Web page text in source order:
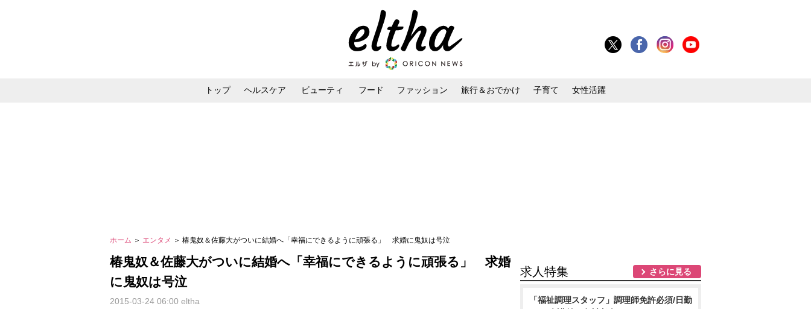
トップ ヘルスケア ビューティ フード ファッション 旅行＆おでかけ 子育て 女性活躍
ホーム ＞ エンタメ ＞ 椿鬼奴＆佐藤大がついに結婚へ「幸福にできるように頑張る」 求婚に鬼奴は号泣
椿鬼奴＆佐藤大がついに結婚へ「幸福にできるように頑張る」 求婚
に鬼奴は号泣
2015-03-24 06:00 eltha
求人特集 さらに見る
「福祉調理スタッフ」調理師免許必須/日勤